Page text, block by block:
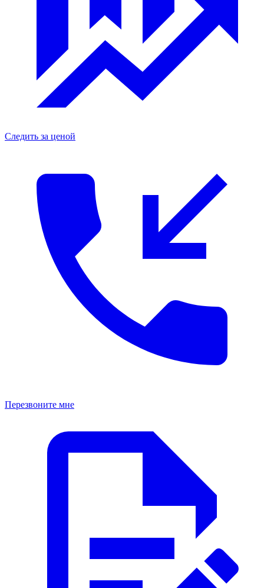
Следить за ценой
Перезвоните мне